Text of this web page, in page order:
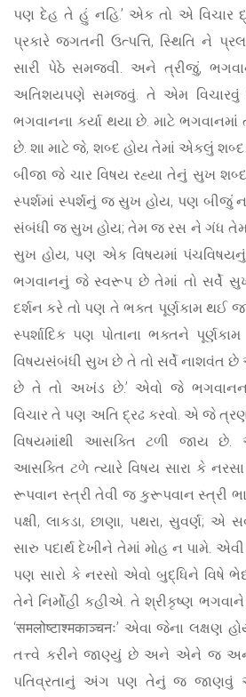
પણ દેહ તે હું નહિ.’ એક તો એ વિચાર
પ્રકારે જગતની ઉત્પત્તિ, સ્થિતિ ને
સારી પેઠે સમજવી. અને ત્રીજું,
અતિશયપણે સમજવું. તે એમ વિચારવું
ભગવાનના કર્યા થયા છે. માટે
છે. શા માટે જે, શબ્દ હોય તેમાં એકલું
બીજા જે ચાર વિષય રહ્યા તેનું સુખ
સ્પર્શમાં સ્પર્શનું જ સુખ હોય, પણ બીજું
સંબંધી જ સુખ હોય; તેમ જ રસ ને ગંધ
સુખ હોય, પણ એક વિષયમાં
ભગવાનનું જે સ્વરૂપ છે તેમાં તો સર્વે
દર્શન કરે તો પણ તે ભક્ત પૂર્ણકામ થઈ
સ્પર્શાદિક પણ પોતાના ભક્તને
વિષયસંબંધી સુખ છે તે તો સર્વે નાશવંત
છે તે તો અખંડ છે.’ એવો જે ભગવાનના
વિચાર તે પણ અતિ દ્રઢ કરવો. એ જે
વિષયમાંથી આસક્તિ ટળી જાય છે.
આસક્તિ ટળે ત્યારે વિષય સારા કે
રૂપવાન સ્ત્રી તેવી જ કુરૂપવાન સ્ત્રી
પક્ષી, લાકડા, છાણા, પથરા, સુવર્ણ;
સારુ પદાર્થ દેખીને તેમાં મોહ ન પામે.
પણ સારો કે નરસો એવો બુદ્ધિને વિષે
તેને નિર્મોહી કહીએ. તે શ્રીકૃષ્ણ
‘समलोष्टाश्मकाञ्चनः’ એવા જેના
તત્ત્વે કરીને જાણ્યું છે અને એને જ
પતિવ્રતાનું અંગ પણ તેનું જ જાણવું